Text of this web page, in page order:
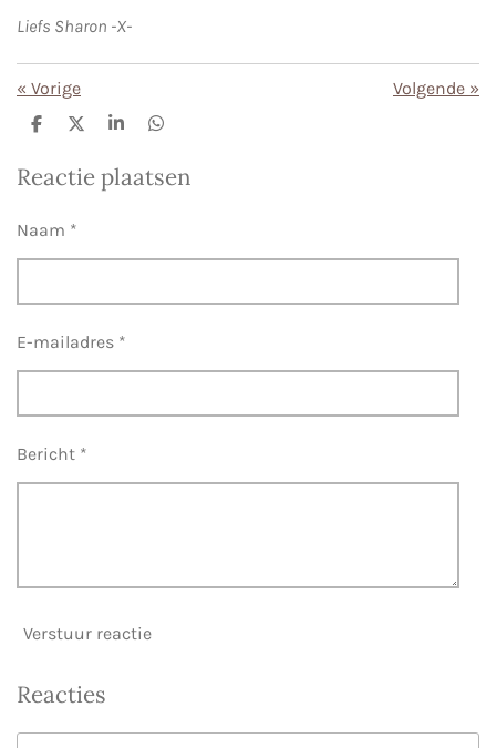
Liefs Sharon -X-
« Vorige Volgende »
D
e
D
e
l
S
a
r
D
e
Reactie plaatsen
Naam *
E-mailadres *
Bericht *
Verstuur reactie
Reacties